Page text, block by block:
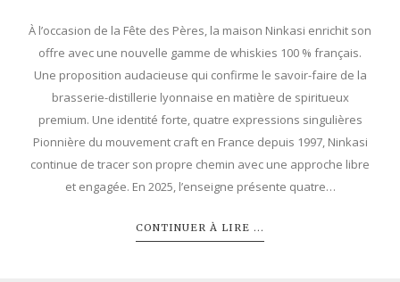
À l’occasion de la Fête des Pères, la maison Ninkasi enrichit son
offre avec une nouvelle gamme de whiskies 100 % français.
Une proposition audacieuse qui confirme le savoir-faire de la
brasserie-distillerie lyonnaise en matière de spiritueux
premium. Une identité forte, quatre expressions singulières
Pionnière du mouvement craft en France depuis 1997, Ninkasi
continue de tracer son propre chemin avec une approche libre
et engagée. En 2025, l’enseigne présente quatre…
CONTINUER À LIRE ...